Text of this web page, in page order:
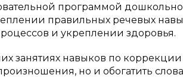
программой
правильных речевых
и укреплении здоровья.
занятиях навыков по
но и обогатить